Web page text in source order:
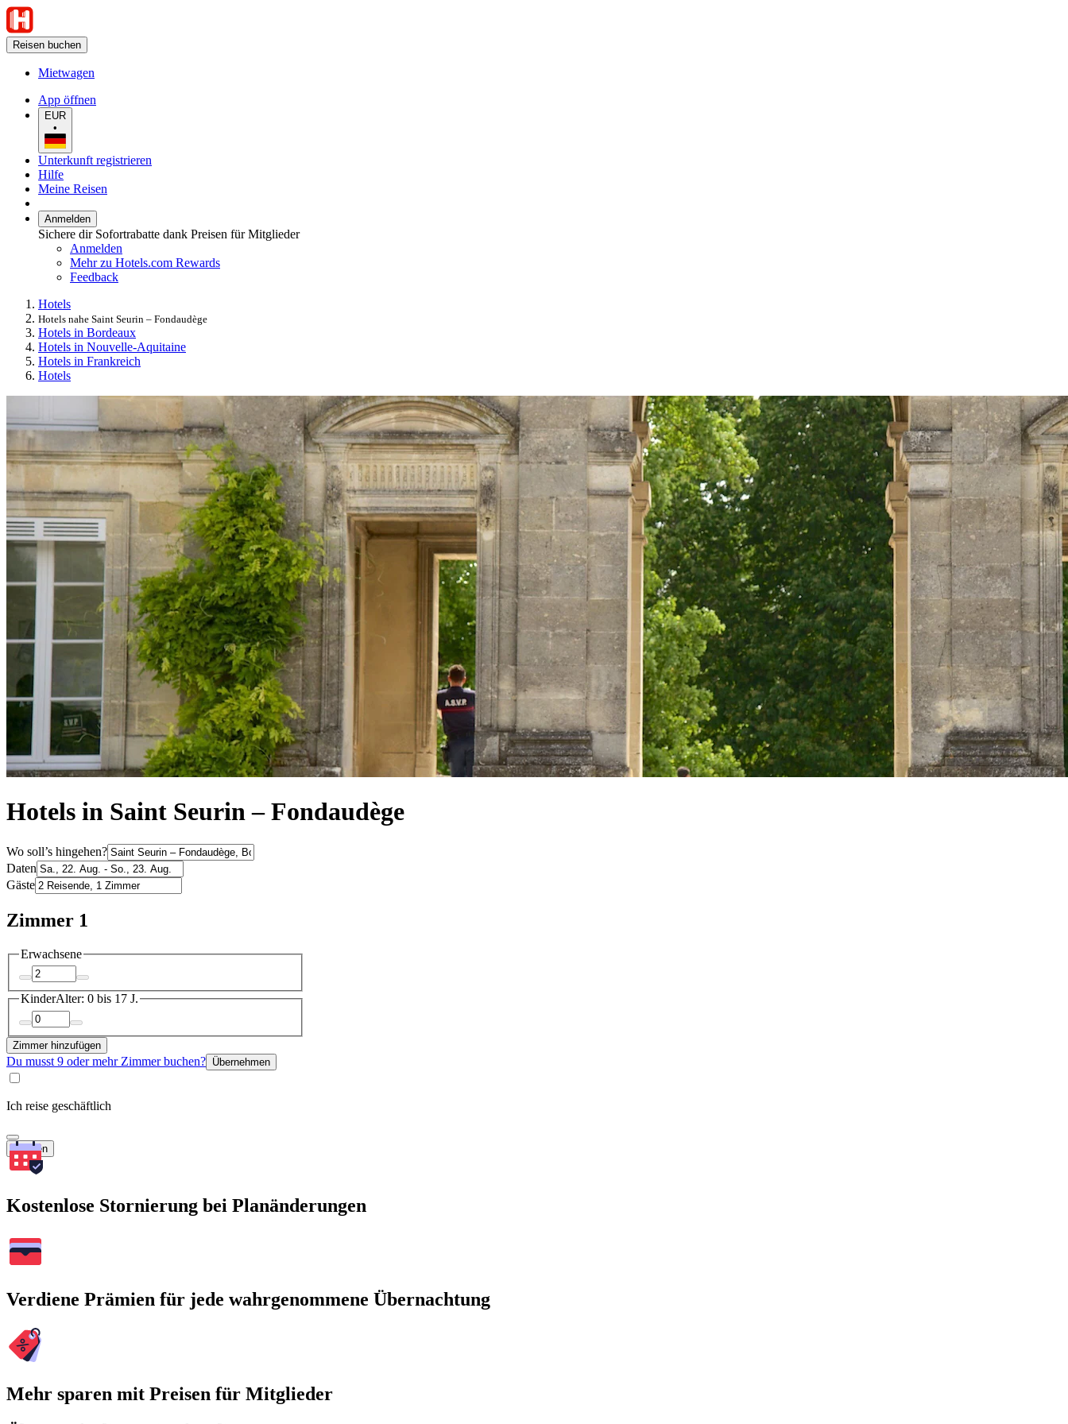
Reisen buchen
Mietwagen
App öffnen
EUR
•
Unterkunft registrieren
Hilfe
Meine Reisen
Anmelden
Sichere dir Sofortrabatte dank Preisen für Mitglieder
Anmelden
Mehr zu Hotels.com Rewards
Feedback
Hotels
Hotels nahe Saint Seurin – Fondaudège
Hotels in Bordeaux
Hotels in Nouvelle-Aquitaine
Hotels in Frankreich
Hotels
Hotels in Saint Seurin – Fondaudège
Wo soll’s hingehen?
Daten
Gäste
Zimmer 1
Erwachsene
KinderAlter: 0 bis 17 J.
Zimmer hinzufügen
Du musst 9 oder mehr Zimmer buchen? Übernehmen
Ich reise geschäftlich
Suchen
Kostenlose Stornierung bei Planänderungen
Verdiene Prämien für jede wahrgenommene Übernachtung
Mehr sparen mit Preisen für Mitglieder